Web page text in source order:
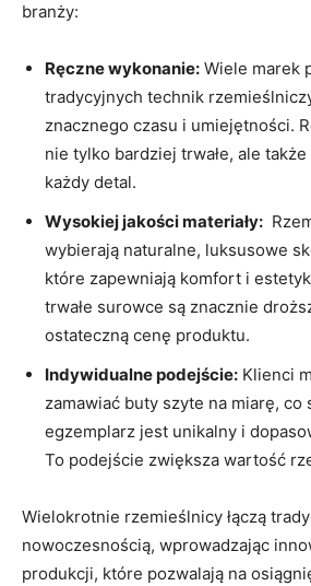
branży:
Ręczne wykonanie: Wiele marek
tradycyjnych technik⁢
⁤znacznego czasu i umiejętności.
⁤nie tylko‍ bardziej trwałe,‌ ale
każdy detal.
Wysokiej jakości materiały:
wybierają‍ naturalne, luksusowe
które zapewniają komfort i
trwałe surowce są znacznie
ostateczną cenę produktu.
Indywidualne podejście: Klienci
zamawiać buty szyte na miarę, co
egzemplarz jest ‌unikalny i
To podejście​ zwiększa ⁢wartość‍
Wielokrotnie ⁤rzemieślnicy łączą
nowoczesnością, wprowadzając
produkcji, które ⁤pozwalają na